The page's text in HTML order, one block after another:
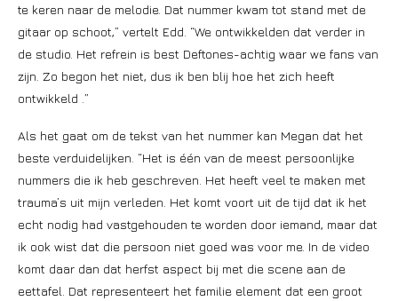
te keren naar de melodie. Dat nummer kwam tot stand met de
gitaar op schoot,” vertelt Edd. “We ontwikkelden dat verder in
de studio. Het refrein is best Deftones-achtig waar we fans van
zijn. Zo begon het niet, dus ik ben blij hoe het zich heeft
ontwikkeld .”
Als het gaat om de tekst van het nummer kan Megan dat het
beste verduidelijken. “Het is één van de meest persoonlijke
nummers die ik heb geschreven. Het heeft veel te maken met
trauma’s uit mijn verleden. Het komt voort uit de tijd dat ik het
echt nodig had vastgehouden te worden door iemand, maar dat
ik ook wist dat die persoon niet goed was voor me. In de video
komt daar dan dat herfst aspect bij met die scene aan de
eettafel. Dat representeert het familie element dat een groot